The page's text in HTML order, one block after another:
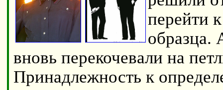
перейти
образца.
вновь перекочевали на
Принадлежность к